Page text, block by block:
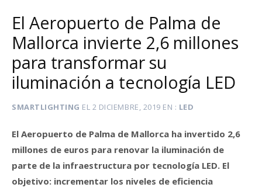
El Aeropuerto de Palma de
Mallorca invierte 2,6 millones
para transformar su
iluminación a tecnología LED
SMARTLIGHTING EL 2 DICIEMBRE, 2019 EN LED
El Aeropuerto de Palma de Mallorca ha invertido 2,6
millones de euros para renovar la iluminación de
parte de la infraestructura por tecnología LED. El
objetivo: incrementar los niveles de eficiencia